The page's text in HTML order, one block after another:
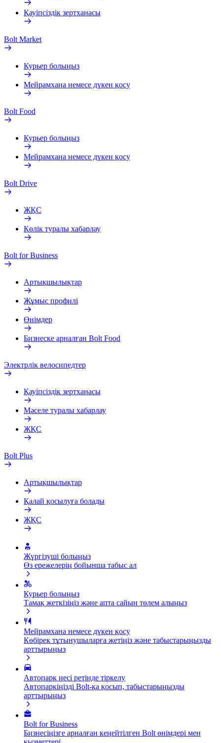
Қауіпсіздік зертханасы
Bolt Market
Курьер болыңыз
Мейрамхана немесе дүкен қосу
Bolt Food
Курьер болыңыз
Мейрамхана немесе дүкен қосу
Bolt Drive
ЖҚС
Көлік туралы хабарлау
Bolt for Business
Артықшылықтар
Жұмыс профилі
Өнімдер
Бизнеске арналған Bolt Food
Электрлік велосипедтер
Қауіпсіздік зертханасы
Мәселе туралы хабарлау
ЖҚС
Bolt Plus
Артықшылықтар
Қалай қосылуға болады
ЖҚС
Жүргізуші болыңыз
Өз ережелерің бойынша табыс ал
Курьер болыңыз
Тамақ жеткізіңіз және апта сайын төлем алыңыз
Мейрамхана немесе дүкен қосу
Көбірек тұтынушыларға жетіңіз және табыстарыңызды
арттырыңыз
Автопарк иесі ретінде тіркелу
Автопаркіңізді Bolt-қа қосып, табыстарыңызды
арттырыңыз
Bolt for Business
Бизнесіңізге арналған кеңейтілген Bolt өнімдері мен